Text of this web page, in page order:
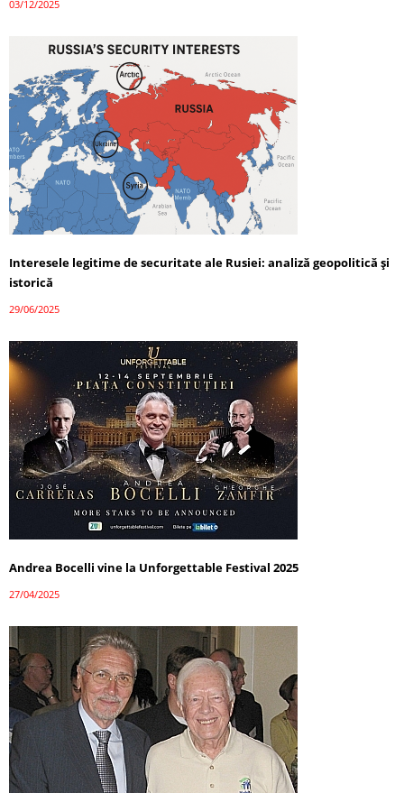
03/12/2025
Interesele legitime de securitate ale Rusiei: analiză geopolitică și
istorică
29/06/2025
Andrea Bocelli vine la Unforgettable Festival 2025
27/04/2025